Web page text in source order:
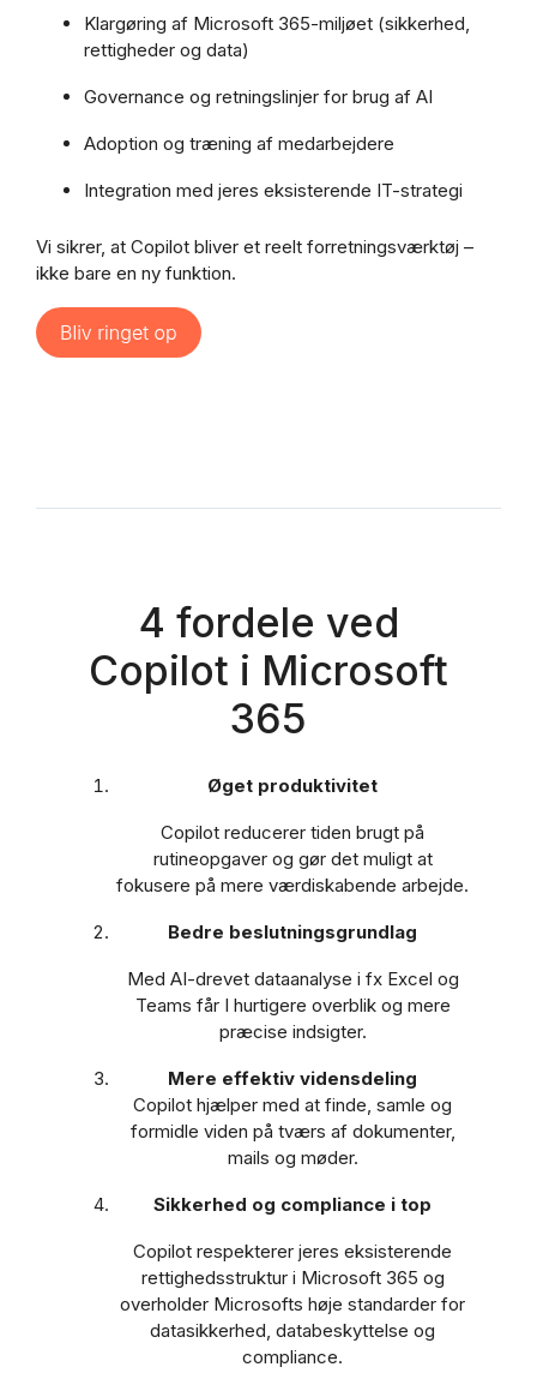
Klargøring af Microsoft 365-miljøet (sikkerhed,
rettigheder og data)
Governance og retningslinjer for brug af AI
Adoption og træning af medarbejdere
Integration med jeres eksisterende IT-strategi
Vi sikrer, at Copilot bliver et reelt forretningsværktøj –
ikke bare en ny funktion.
4 fordele ved
Copilot i Microsoft
365
Øget produktivitet
Copilot reducerer tiden brugt på
rutineopgaver og gør det muligt at
fokusere på mere værdiskabende arbejde.
Bedre beslutningsgrundlag
Med AI-drevet dataanalyse i fx Excel og
Teams får I hurtigere overblik og mere
præcise indsigter.
Mere effektiv vidensdeling
Copilot hjælper med at finde, samle og
formidle viden på tværs af dokumenter,
mails og møder.
Sikkerhed og compliance i top
Copilot respekterer jeres eksisterende
rettighedsstruktur i Microsoft 365 og
overholder Microsofts høje standarder for
datasikkerhed, databeskyttelse og
compliance.